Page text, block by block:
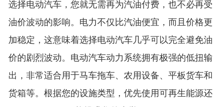
选择电动汽车，您就无需再为汽油付费，也不必再受
油价波动的影响。电力不仅比汽油便宜，而且价格更
加稳定，这意味着选择电动汽车几乎可以完全避免油
价的剧烈波动。电动汽车动力系统拥有极强的低扭输
出，非常适合用于马车拖车、农用设备、平板货车和
货箱等。根据您的设施类型，优先使用可再生能源还